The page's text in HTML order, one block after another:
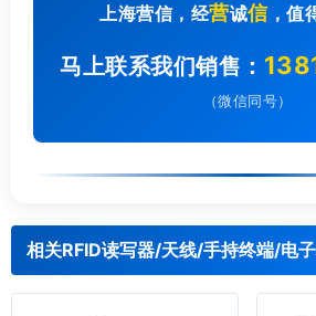
上海营信，经营诚信，值
马上联系我们销售：
（微信同号）
相关RFID读写器/天线/手持终端/电